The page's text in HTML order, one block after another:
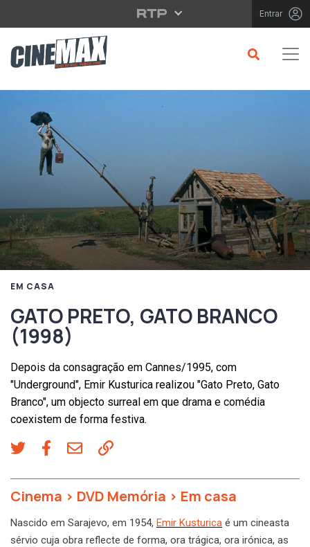
Saltar para o conteúdo principal Entrar
EM CASA
GATO PRETO, GATO BRANCO
(1998)
Depois da consagração em Cannes/1995, com
"Underground", Emir Kusturica realizou "Gato Preto, Gato
Branco", um objecto surreal em que drama e comédia
coexistem de forma festiva.
Cinema > DVD Memória > Em casa
Nascido em Sarajevo, em 1954, Emir Kusturica é um cineasta
sérvio cuja obra reflecte de forma, ora trágica, ora irónica, as